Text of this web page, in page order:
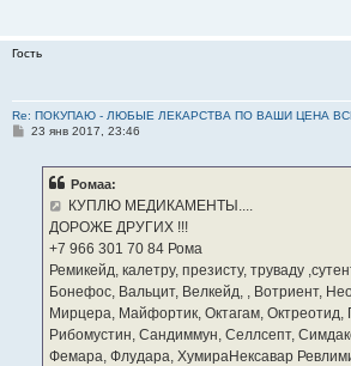
Гость
Re: ПОКУПАЮ - ЛЮБЫЕ ЛЕКАРСТВА ПО ВАШИ ЦЕНА
С23 янв 2017, 23:46
Ромаа:
КУПЛЮ МЕДИКАМЕНТЫ....
ДОРОЖЕ ДРУГИХ !!!
‪+7 966 301 70 84‬ Рома
Ремикейд, калетру, презисту, труваду
Бонефос, Вальцит, Велкейд, , Вотриент,
Мирцера, Майфортик, Октагам, Октреотид,
Рибомустин, Сандиммун, Селлсепт,
Фемара, Флудара, ХумираНексавар